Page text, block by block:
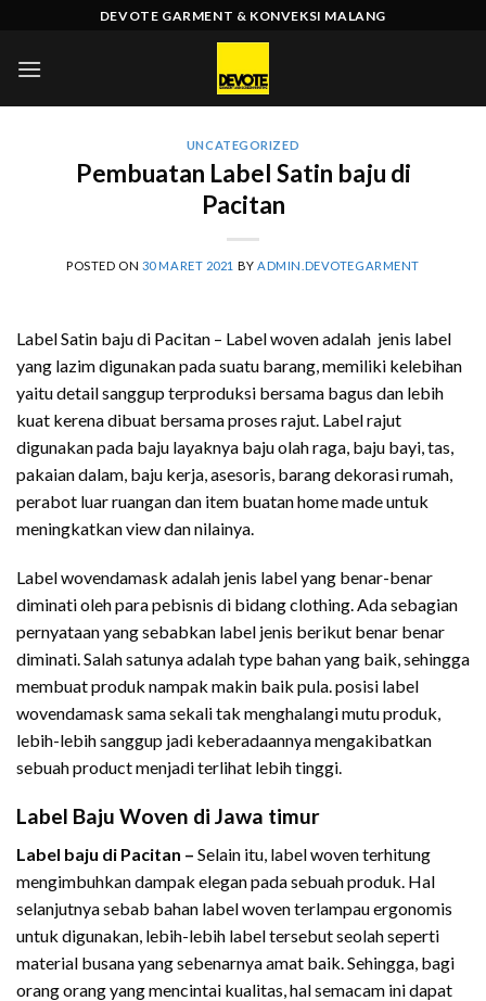
content
DEVOTE GARMENT & KONVEKSI MALANG
UNCATEGORIZED
Pembuatan Label Satin baju di
Pacitan
POSTED ON 30 MARET 2021 BY ADMIN.DEVOTEGARMENT
Label Satin baju di Pacitan – Label woven adalah jenis label
yang lazim digunakan pada suatu barang, memiliki kelebihan
yaitu detail sanggup terproduksi bersama bagus dan lebih
kuat kerena dibuat bersama proses rajut. Label rajut
digunakan pada baju layaknya baju olah raga, baju bayi, tas,
pakaian dalam, baju kerja, asesoris, barang dekorasi rumah,
perabot luar ruangan dan item buatan home made untuk
meningkatkan view dan nilainya.
Label wovendamask adalah jenis label yang benar-benar
diminati oleh para pebisnis di bidang clothing. Ada sebagian
pernyataan yang sebabkan label jenis berikut benar benar
diminati. Salah satunya adalah type bahan yang baik, sehingga
membuat produk nampak makin baik pula. posisi label
wovendamask sama sekali tak menghalangi mutu produk,
lebih-lebih sanggup jadi keberadaannya mengakibatkan
sebuah product menjadi terlihat lebih tinggi.
Label Baju Woven di Jawa timur
Label baju di Pacitan – Selain itu, label woven terhitung
mengimbuhkan dampak elegan pada sebuah produk. Hal
selanjutnya sebab bahan label woven terlampau ergonomis
untuk digunakan, lebih-lebih label tersebut seolah seperti
material busana yang sebenarnya amat baik. Sehingga, bagi
orang orang yang mencintai kualitas, hal semacam ini dapat